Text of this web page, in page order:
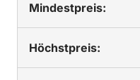
Mindestpreis:
Höchstpreis: